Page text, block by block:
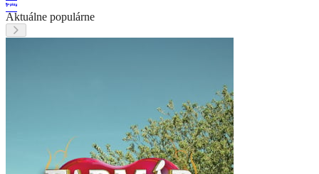
Aktuálne populárne